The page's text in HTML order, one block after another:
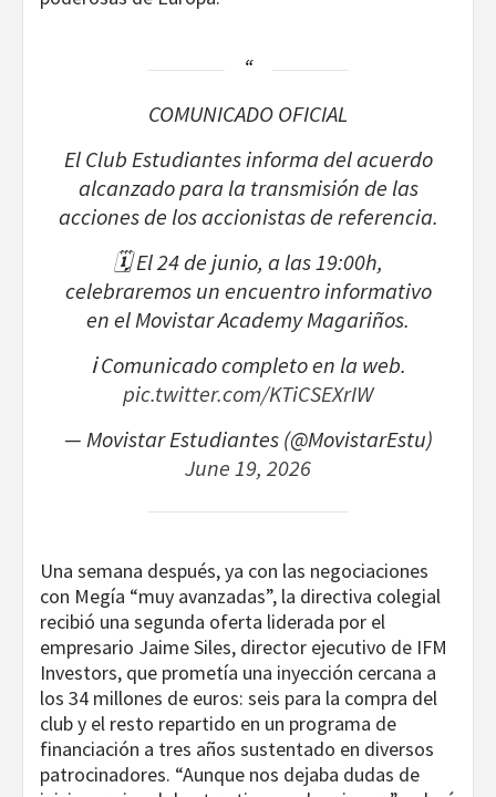
COMUNICADO OFICIAL
El Club Estudiantes informa del acuerdo
alcanzado para la transmisión de las
acciones de los accionistas de referencia.
🗓️ El 24 de junio, a las 19:00h,
celebraremos un encuentro informativo
en el Movistar Academy Magariños.
ℹ️ Comunicado completo en la web.
pic.twitter.com/KTiCSEXrIW
— Movistar Estudiantes (@MovistarEstu)
June 19, 2026
Una semana después, ya con las negociaciones
con Megía “muy avanzadas”, la directiva colegial
recibió una segunda oferta liderada por el
empresario Jaime Siles, director ejecutivo de IFM
Investors, que prometía una inyección cercana a
los 34 millones de euros: seis para la compra del
club y el resto repartido en un programa de
financiación a tres años sustentado en diversos
patrocinadores. “Aunque nos dejaba dudas de